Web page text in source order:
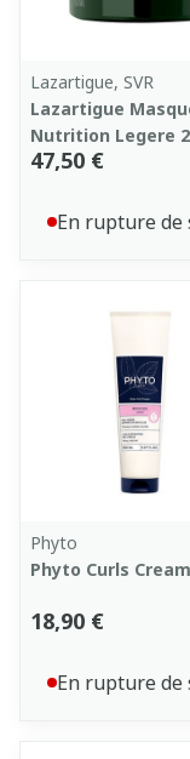
Lazartigue, SVR
Lazartigue
Nutrition Legere
47,50 €
En rupture de
Phyto
Phyto Curls
18,90 €
En rupture de